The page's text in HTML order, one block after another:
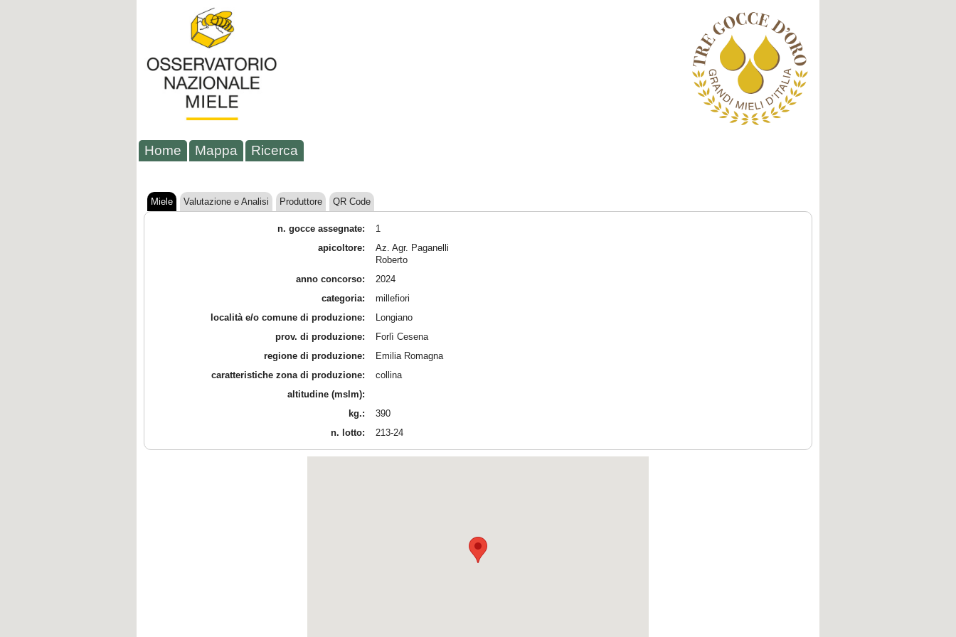
Home Mappa Ricerca
Miele Valutazione e Analisi Produttore QR Code
n. gocce assegnate:
1
apicoltore:
Az. Agr. Paganelli
Roberto
anno concorso:
2024
categoria:
millefiori
località e/o comune di produzione:
Longiano
prov. di produzione:
Forlì Cesena
regione di produzione:
Emilia Romagna
caratteristiche zona di produzione:
collina
altitudine (mslm):
kg.:
390
n. lotto:
213-24